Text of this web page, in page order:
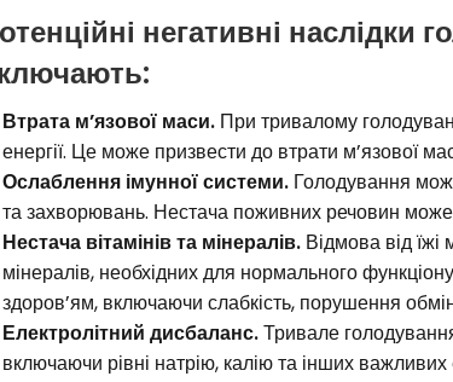
негативні наслідки
Втрата м’язової маси.При тривалому
енергії. Це може призвести до втрати м’язової
Ослаблення імунної системи.Голодування
та захворювань. Нестача поживних речовин може
Нестача вітамінів та мінералів.Відмова від їжі
мінералів, необхідних для нормального
здоров’ям, включаючи слабкість, порушення
Електролітний дисбаланс.Тривале
включаючи рівні натрію, калію та інших